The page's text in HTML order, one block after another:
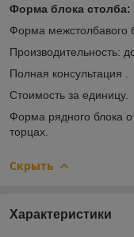
Форма блока столба:
Форма межстолбавого
Производительность:
Полная консультация .
Стоимость за единицу.
Форма рядного блока
торцах.
Скрыть
Характеристики